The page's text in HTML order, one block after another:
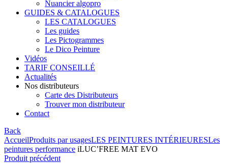
Nuancier algopro
GUIDES & CATALOGUES
LES CATALOGUES
Les guides
Les Pictogrammes
Le Dico Peinture
Vidéos
TARIF CONSEILLÉ
Actualités
Nos distributeurs
Carte des Distributeurs
Trouver mon distributeur
Contact
Back
AccueilProduits par usagesLES PEINTURES INTÉRIEURESLes
peintures performance iLUC’FREE MAT EVO
Produit précédent